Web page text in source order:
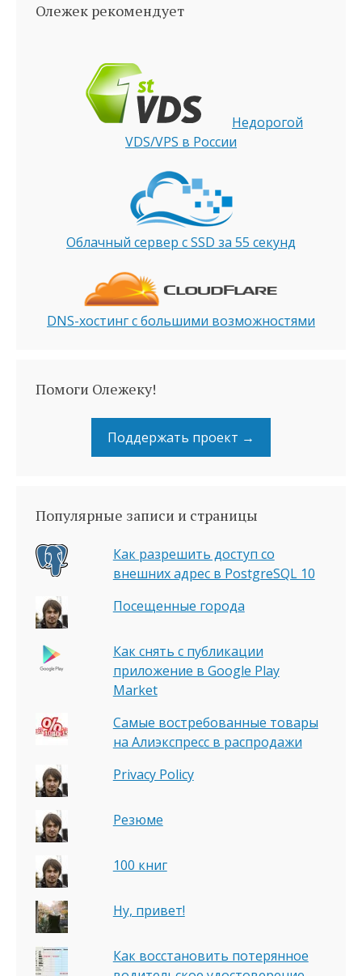
Олежек рекомендует
Недорогой
VDS/VPS в России
Облачный сервер с SSD за 55 секунд
DNS-хостинг с большими возможностями
Помоги Олежеку!
Поддержать проект →
Популярные записи и страницы
Как разрешить доступ со
внешних адрес в PostgreSQL 10
Посещенные города
Как снять с публикации
приложение в Google Play
Market
Самые востребованные товары
на Алиэкспресс в распродажи
Privacy Policy
Резюме
100 книг
Ну, привет!
Как восстановить потерянное